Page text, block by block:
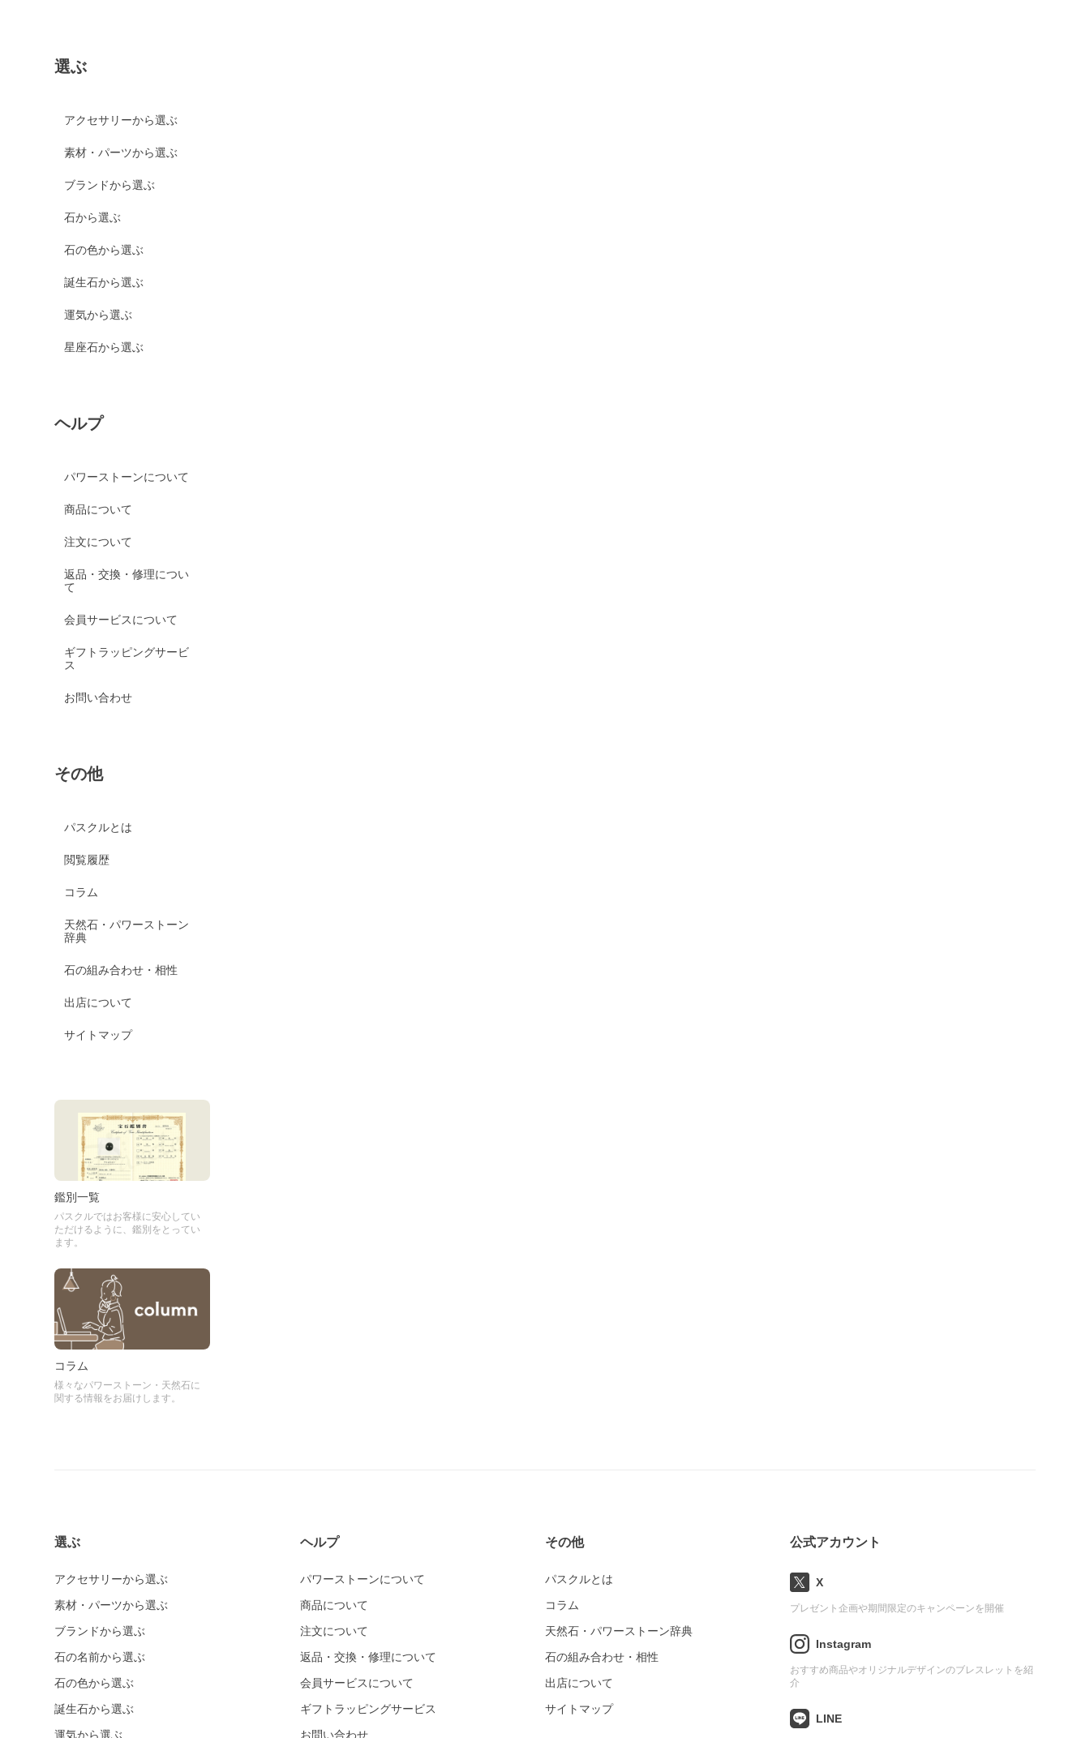
選ぶ
アクセサリーから選ぶ
素材・パーツから選ぶ
ブランドから選ぶ
石から選ぶ
石の色から選ぶ
誕生石から選ぶ
運気から選ぶ
星座石から選ぶ
ヘルプ
パワーストーンについて
商品について
注文について
返品・交換・修理につい
て
会員サービスについて
ギフトラッピングサービ
ス
お問い合わせ
その他
パスクルとは
閲覧履歴
コラム
天然石・パワーストーン
辞典
石の組み合わせ・相性
出店について
サイトマップ
鑑別一覧
パスクルではお客様に安心してい
ただけるように、鑑別をとってい
ます。
コラム
様々なパワーストーン・天然石に
関する情報をお届けします。
選ぶ
アクセサリーから選ぶ
素材・パーツから選ぶ
ブランドから選ぶ
石の名前から選ぶ
石の色から選ぶ
誕生石から選ぶ
運気から選ぶ
ヘルプ
パワーストーンについて
商品について
注文について
返品・交換・修理について
会員サービスについて
ギフトラッピングサービス
お問い合わせ
その他
パスクルとは
コラム
天然石・パワーストーン辞典
石の組み合わせ・相性
出店について
サイトマップ
公式アカウント
X
プレゼント企画や期間限定のキャンペーンを開催
Instagram
おすすめ商品やオリジナルデザインのブレスレットを紹
介
LINE